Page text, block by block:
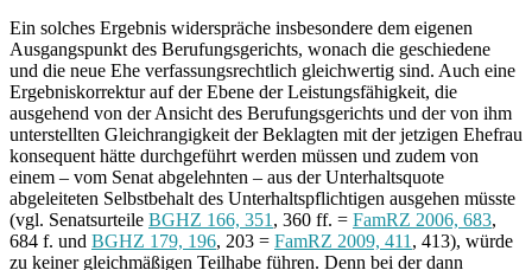
Ein solches Ergebnis widerspräche insbesondere dem eigenen
Ausgangspunkt des Berufungsgerichts, wonach die geschiedene
und die neue Ehe verfassungsrechtlich gleichwertig sind. Auch eine
Ergebniskorrektur auf der Ebene der Leistungsfähigkeit, die
ausgehend von der Ansicht des Berufungsgerichts und der von ihm
unterstellten Gleichrangigkeit der Beklagten mit der jetzigen Ehefrau
konsequent hätte durchgeführt werden müssen und zudem von
einem – vom Senat abgelehnten – aus der Unterhaltsquote
abgeleiteten Selbstbehalt des Unterhaltspflichtigen ausgehen müsste
(vgl. Senatsurteile BGHZ 166, 351, 360 ff. = FamRZ 2006, 683,
684 f. und BGHZ 179, 196, 203 = FamRZ 2009, 411, 413), würde
zu keiner gleichmäßigen Teilhabe führen. Denn bei der dann